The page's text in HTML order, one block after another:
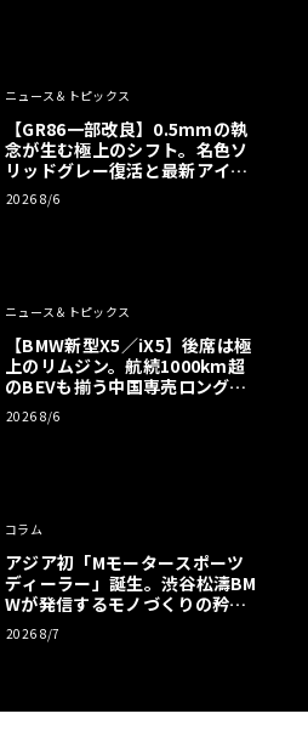
ニュース＆トピックス
【GR86一部改良】0.5mmの執
念が生む極上のシフト。名色ソ
リッドグレー復活と最新アイサ
イトでFRの極みへ
2026 8/6
ニュース＆トピックス
【BMW新型X5／iX5】後席は極
上のリムジン。航続1000km超
のBEVも揃う中国専売ロング仕
様の全貌
2026 8/6
コラム
アジア初「Mモータースポーツ
ディーラー」誕生。渋谷松濤BM
Wが発信するモノづくりの矜持
【木下隆之コラム】
2026 8/7